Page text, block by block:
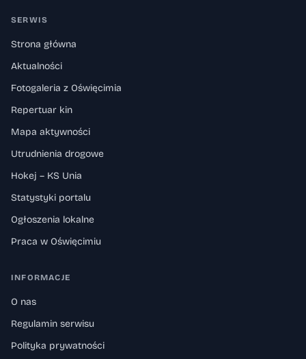
SERWIS
Strona główna
Aktualności
Fotogaleria z Oświęcimia
Repertuar kin
Mapa aktywności
Utrudnienia drogowe
Hokej – KS Unia
Statystyki portalu
Ogłoszenia lokalne
Praca w Oświęcimiu
INFORMACJE
O nas
Regulamin serwisu
Polityka prywatności